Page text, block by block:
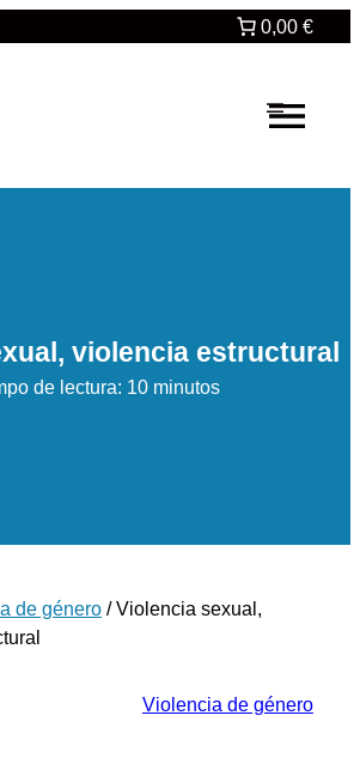
0,00 €
violencia estructural
de lectura: 10 minutos
de género / Violencia sexual,
Violencia de género